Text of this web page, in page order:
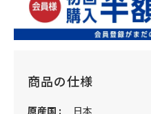
商品の仕様
原産国 :
日本